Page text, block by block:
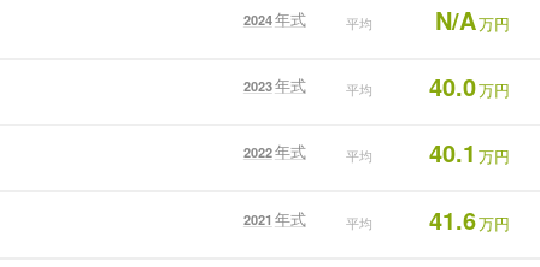
2024年式 平均 N/A万円
2023年式 平均 40.0万円
2022年式 平均 40.1 万円
2021 年式 平均 41.6万円